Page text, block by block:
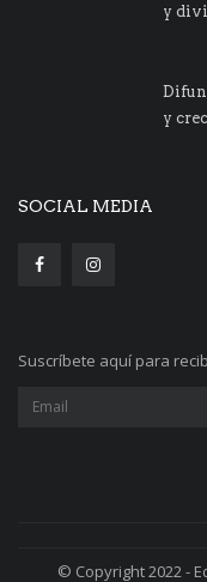
y
y
SOCIAL MEDIA
Suscríbete aquí para
© Copyright 2022 -